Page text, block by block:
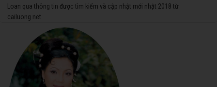
Loan qua thông tin được tìm kiếm và cập nhật mới nhật 2018 từ
cailuong.net